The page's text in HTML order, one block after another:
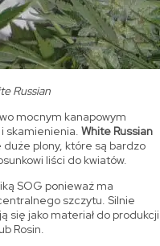
Russian
mocnym kanapowym
skamienienia. White Russian
plony, które są bardzo
liści do kwiatów.
SOG ponieważ ma
szczytu. Silnie
się jako materiał do produkcji
Rosin.